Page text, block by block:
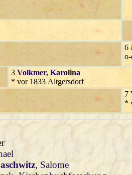
6
3 Volkmer, Karolina
* vor 1833 Altgersdorf
7
*
, Salome